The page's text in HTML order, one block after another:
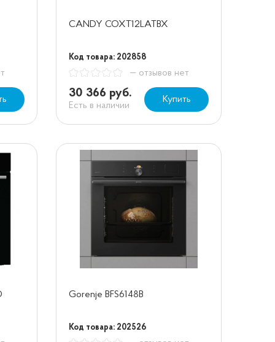
CANDY COXT12LATBX
Код товара: 202858
— отзывов нет
30 366 руб.
Есть в наличии
Купить
Gorenje BFS6148B
Код товара: 202526